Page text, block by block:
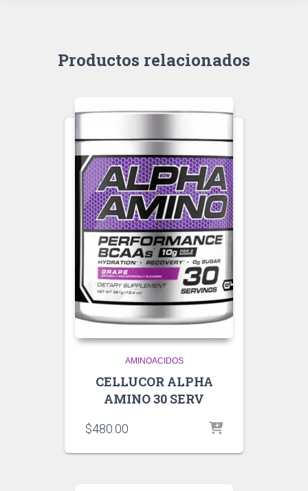
Productos relacionados
AMINOACIDOS
CELLUCOR ALPHA
AMINO 30 SERV
$480.00